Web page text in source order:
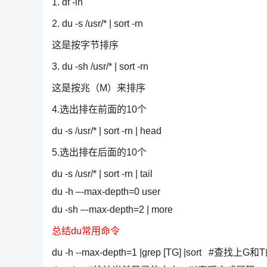
1. df -lh
2. du -s /usr/* | sort -rn
这是按字节排序
3. du -sh /usr/* | sort -rn
这是按兆（M）来排序
4.选出排在前面的10个
du -s /usr/* | sort -rn | head
5.选出排在后面的10个
du -s /usr/* | sort -rn | tail
du -h –-max-depth=0 user
du -sh –-max-depth=2 | more
总结du常用命令
du -h --max-depth=1 |grep [TG] |sort #查找上G和